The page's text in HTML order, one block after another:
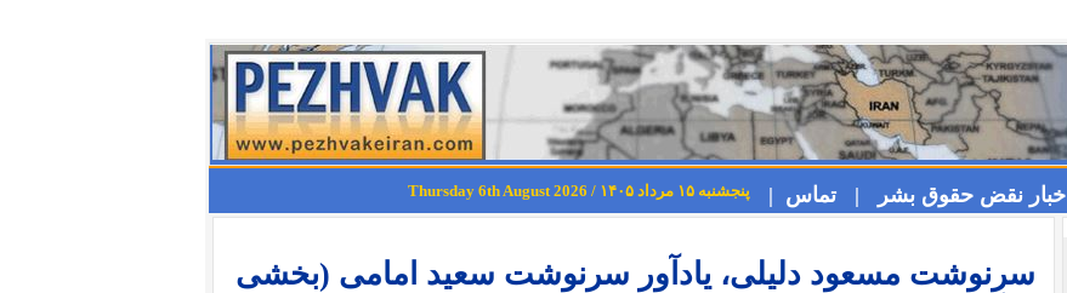
اخبار نقض حقوق بشر | تماس | پنجشنبه ۱۵ مرداد ۱۴۰۵ / Thursday 6th August 2026
سرنوشت مسعود دلیلی، یادآور سرنوشت سعید امامی (بخشی